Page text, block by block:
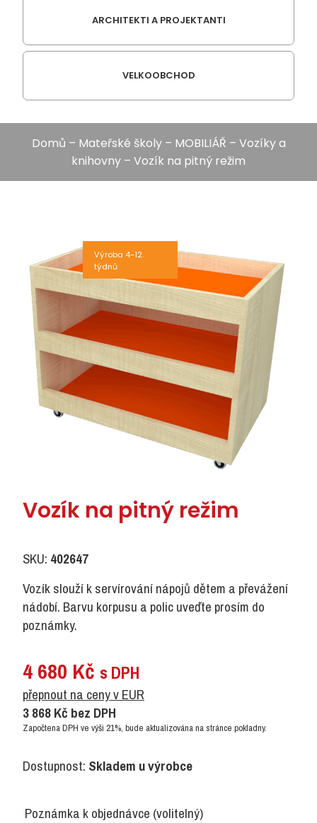
ARCHITEKTI A PROJEKTANTI
VELKOOBCHOD
Domů – Mateřské školy– MOBILIÁŘ – Vozíky a
knihovny – Vozík na pitný režim
Výroba 4-12.
týdnů
Vozík na pitný režim
SKU: 402647
Vozík slouží k servírování nápojů dětem a převážení
nádobí. Barvu korpusu a polic uveďte prosím do
poznámky.
4 680 Kč s DPH
přepnout na ceny v EUR
3 868Kč bez DPH
Započtena DPH ve výši 21%, bude aktualizována na stránce pokladny.
Dostupnost: Skladem u výrobce
Poznámka k objednávce (volitelný)